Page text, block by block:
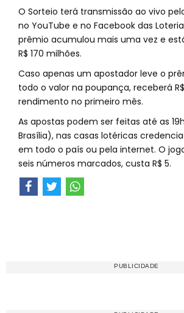
O Sorteio terá transmissão ao vivo
no YouTube e no Facebook das
prêmio acumulou mais uma vez e
R$ 170 milhões.
Caso apenas um apostador leve o
todo o valor na poupança, receberá
rendimento no primeiro mês.
As apostas podem ser feitas até as
Brasília), nas casas lotéricas
em todo o país ou pela internet. O
seis números marcados, custa R$ 5.